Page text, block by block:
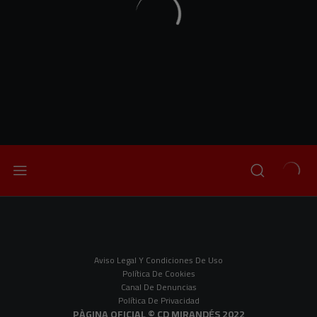
Aviso Legal Y Condiciones De Uso
Política De Cookies
Canal De Denuncias
Política De Privacidad